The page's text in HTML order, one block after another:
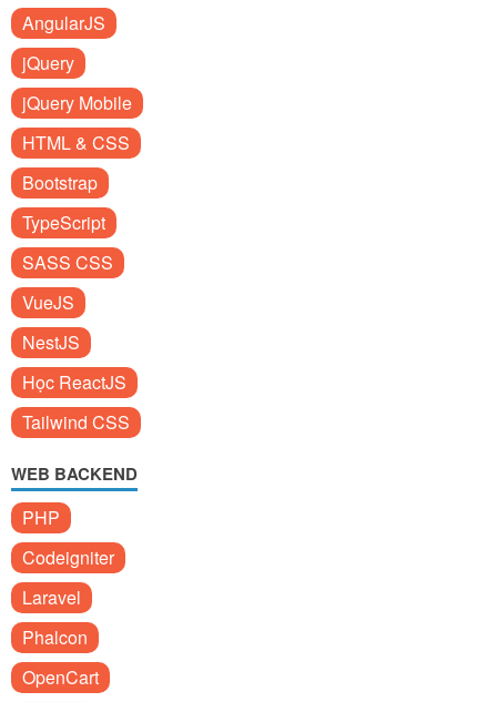
AngularJS
jQuery
jQuery Mobile
HTML & CSS
Bootstrap
TypeScript
SASS CSS
VueJS
NestJS
Học ReactJS
Tailwind CSS
WEB BACKEND
PHP
Codeigniter
Laravel
Phalcon
OpenCart